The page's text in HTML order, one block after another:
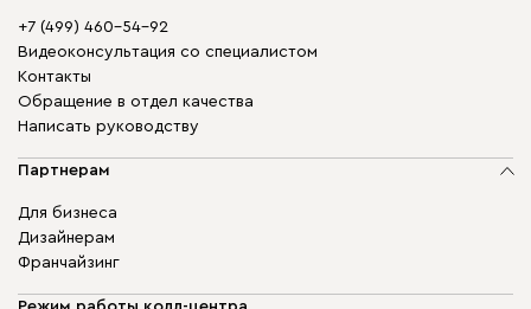
+7 (499) 460-54-92
Видеоконсультация со специалистом
Контакты
Обращение в отдел качества
Написать руководству
Партнерам
Для бизнеса
Дизайнерам
Франчайзинг